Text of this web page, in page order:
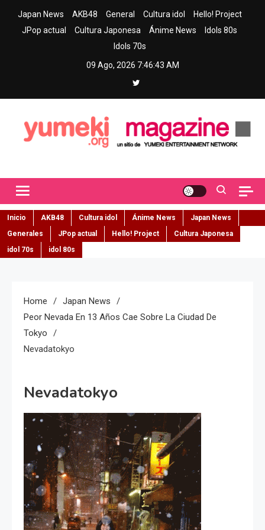
Japan News AKB48 General Cultura idol
Hello! Project
JPop actual
Cultura Japonesa Ánime News
Idols 80s
Idols 70s
09 Ago, 2026 7:46:44 AM
Inicio AKB48 Cultura idol Ánime News
Japan News
Generales
JPop actual Hello! Project
Cultura Japonesa
idol 70s
idol 80s
Home
Japan News
Peor Nevada En 13 Años Cae Sobre La Ciudad De
Tokyo
Nevadatokyo
Nevadatokyo